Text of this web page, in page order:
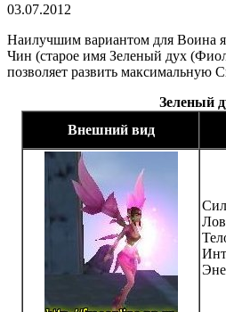
03.07.2012
Наилучшим вариантом для Воина
Чин (старое имя Зеленый дух
позволяет развить максимальную
Зеленый
Внешний вид